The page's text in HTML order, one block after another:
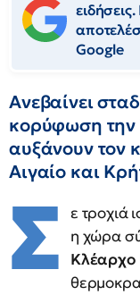
Google
Ανεβαίνει
κορύφωση την
αυξάνουν τον
Αιγαίο και
Σ ε τροχιά
η χώρα